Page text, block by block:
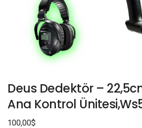
Deus Dedektör –
Ana Kontrol
100,00$